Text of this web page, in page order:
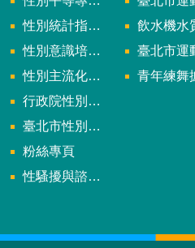
性別統計指標及項目
性別意識培力、統計分析案、影響評估案
性別主流化年度成果報告
行政院性別平等會
臺北市性別平等辦公室
粉絲專頁
性騷擾與諮詢專區
飲水機水質檢驗
臺北市運動中心預約
青年練舞據點